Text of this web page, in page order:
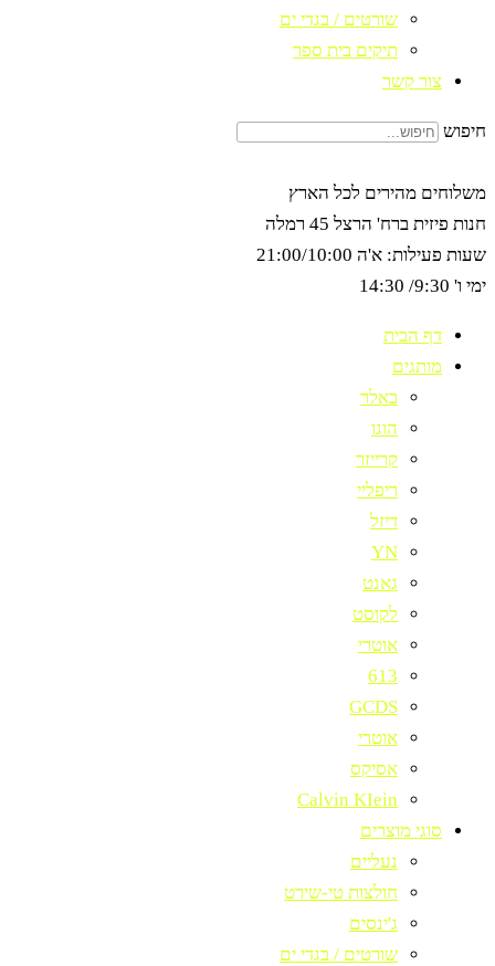
שורטים / בגדי ים
תיקים בית ספר
צור קשר
חיפוש
משלוחים מהירים לכל הארץ
חנות פיזית ברח' הרצל 45 רמלה
שעות פעילות: א'ה 21:00/10:00
ימי ו' 9:30/ 14:30
דף הבית
מותגים
באלר
הוגו
קרייזר
ריפליי
דיזל
YN
גאנט
לקוסט
אוטרי
613
GCDS
אוטרי
אסיקס
Calvin KIein
סוגי מוצרים
נעליים
חולצות טי-שירט
ג'ינסים
שורטים / בגדי ים